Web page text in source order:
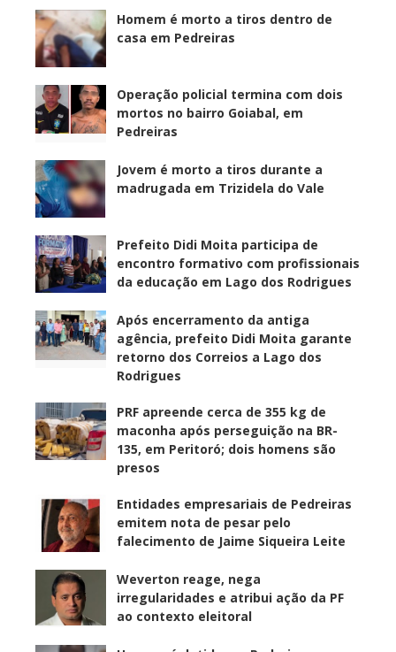
Homem é morto a tiros dentro de
casa em Pedreiras
Operação policial termina com dois
mortos no bairro Goiabal, em
Pedreiras
Jovem é morto a tiros durante a
madrugada em Trizidela do Vale
Prefeito Didi Moita participa de
encontro formativo com profissionais
da educação em Lago dos Rodrigues
Após encerramento da antiga
agência, prefeito Didi Moita garante
retorno dos Correios a Lago dos
Rodrigues
PRF apreende cerca de 355 kg de
maconha após perseguição na BR-
135, em Peritoró; dois homens são
presos
Entidades empresariais de Pedreiras
emitem nota de pesar pelo
falecimento de Jaime Siqueira Leite
Weverton reage, nega
irregularidades e atribui ação da PF
ao contexto eleitoral